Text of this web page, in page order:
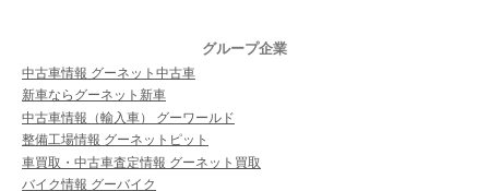
グループ企業
中古車情報 グーネット中古車
新車ならグーネット新車
中古車情報（輸入車） グーワールド
整備工場情報 グーネットピット
車買取・中古車査定情報 グーネット買取
バイク情報 グーバイク